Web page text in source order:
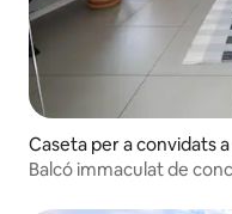
Caseta per a convidats
Balcó immaculat de